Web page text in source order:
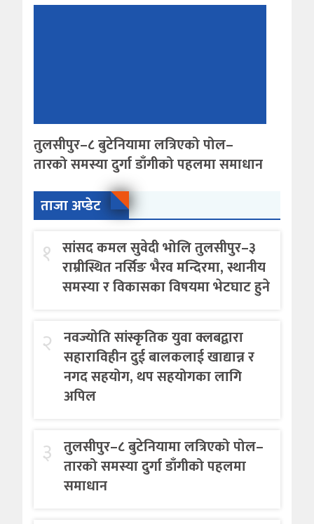
तुलसीपुर–८ बुटेनियामा लत्रिएको पोल–
तारको समस्या दुर्गा डाँगीको पहलमा समाधान
ताजा अप्डेट
१ सांसद कमल सुवेदी भोलि तुलसीपुर–३
राम्रीस्थित नर्सिङ भैरव मन्दिरमा, स्थानीय
समस्या र विकासका विषयमा भेटघाट हुने
२ नवज्योति सांस्कृतिक युवा क्लबद्वारा
सहाराविहीन दुई बालकलाई खाद्यान्न र
नगद सहयोग, थप सहयोगका लागि
अपिल
३ तुलसीपुर–८ बुटेनियामा लत्रिएको पोल–
तारको समस्या दुर्गा डाँगीको पहलमा
समाधान